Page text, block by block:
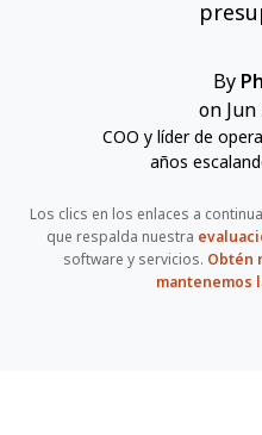
By
on Jun
COO y líder de
años
Los clics en los enlaces a
que respalda nuestra
software y servicios. Obtén
mantenemos